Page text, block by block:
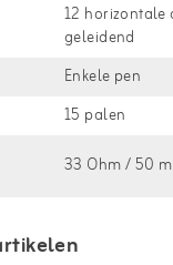
12 horizontale
geleidend
Enkele pen
15 palen
33 Ohm / 50 m